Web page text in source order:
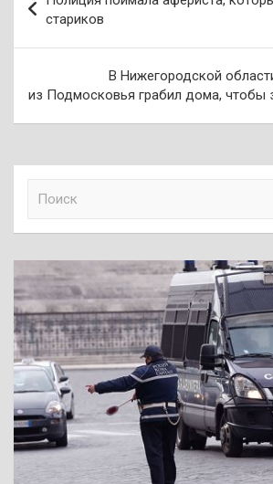
по
записям
стариков
В Нижегородской
из Подмосковья грабил дома, чтобы
к